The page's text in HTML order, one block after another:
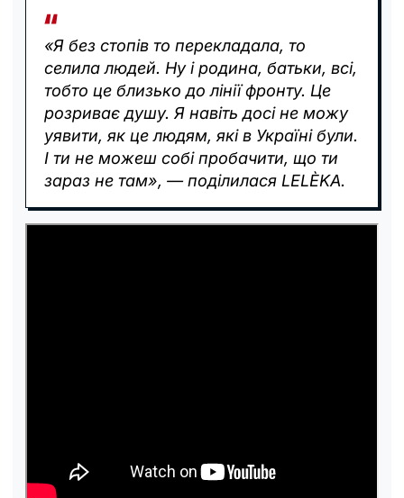
«Я без стопів то перекладала, то
селила людей. Ну і родина, батьки, всі,
тобто це близько до лінії фронту. Це
розриває душу. Я навіть досі не можу
уявити, як це людям, які в Україні були.
І ти не можеш собі пробачити, що ти
зараз не там», — поділилася LELÈKA.